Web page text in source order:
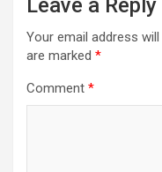
Leave a Reply
Your email address
are marked *
Comment *